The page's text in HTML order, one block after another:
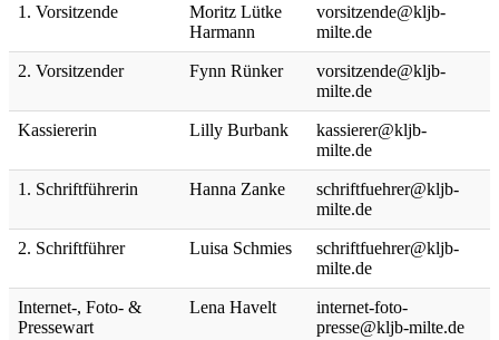
1. Vorsitzende
Moritz Lütke
Harmann
vorsitzende@kljb-
milte.de
2. Vorsitzender Fynn Rünker
vorsitzende@kljb-
milte.de
Kassiererin Lilly Burbank
kassierer@kljb-
milte.de
1. Schriftführerin Hanna Zanke
schriftfuehrer@kljb-
milte.de
2. Schriftführer Luisa Schmies
schriftfuehrer@kljb-
milte.de
Internet-, Foto- &
Pressewart
Lena Havelt
internet-foto-
presse@kljb-milte.de